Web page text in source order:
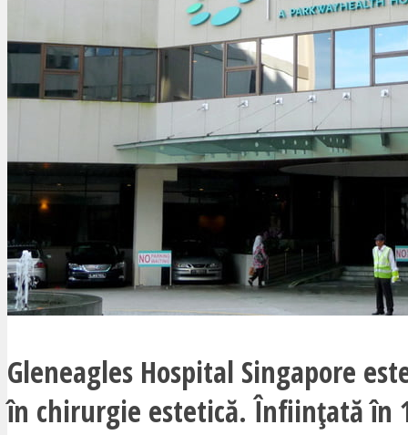
Gleneagles Hospital Singapore
în chirurgie estetică. Înființată în